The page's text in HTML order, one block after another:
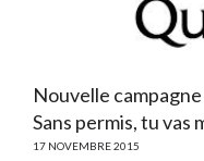
Nouvelle
Sans permis, tu vas
17 NOVEMBRE 2015